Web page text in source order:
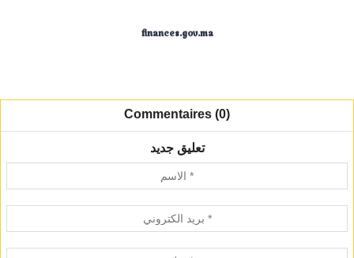
finances.gov.ma
Commentaires (0)
تعليق جديد